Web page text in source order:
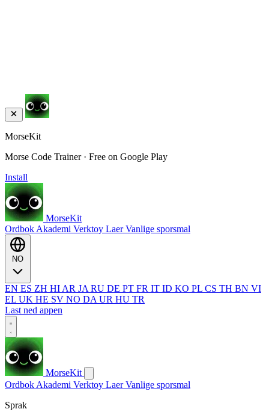
MorseKit
Morse Code Trainer · Free on Google Play
Install
MorseKit
Ordbok Akademi Verktoy LaerVanlige sporsmal
EN ES ZH HI AR JA RU DE PT FR IT ID KO PL CS TH BN VI
EL UK HE SV NO DA UR HU TR
Last ned appen
MorseKit
Ordbok Akademi Verktoy LaerVanlige sporsmal
Sprak